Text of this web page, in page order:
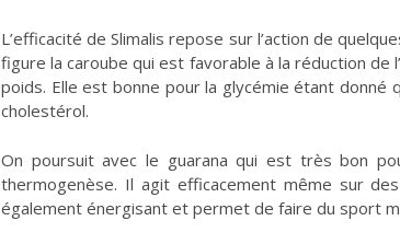
L’efficacité de Slimalis repose sur l’action de
figure la caroube qui est favorable à la réduction de
poids. Elle est bonne pour la glycémie étant donné
cholestérol.
On poursuit avec le guarana qui est très bon
thermogenèse. Il agit efficacement même sur
également énergisant et permet de faire du sport